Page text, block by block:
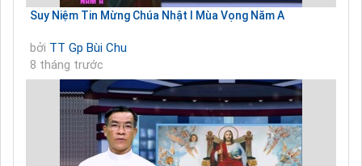
Suy Niệm Tin Mừng Chúa Nhật I Mùa Vọng Năm A
bởi TT Gp Bùi Chu
8 tháng trước